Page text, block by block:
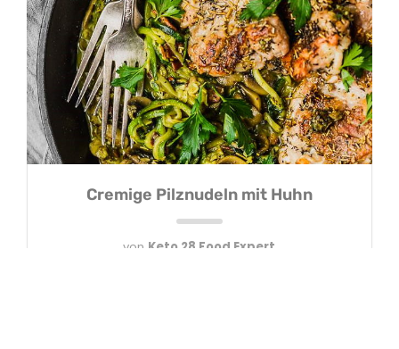
Cremige Pilznudeln mit Huhn
von Keto 28 Food Expert